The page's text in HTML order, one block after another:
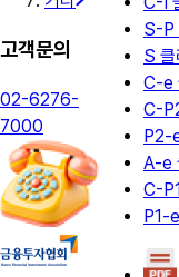
고객문의
02-6276-
7000
S-P
S 클
C-e
C-
P2-
A-e
C-
P1-